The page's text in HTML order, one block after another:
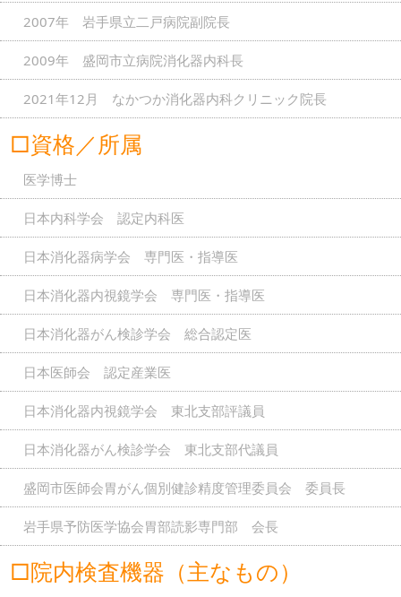
2007年 岩手県立二戸病院副院長
2009年 盛岡市立病院消化器内科長
2021年12月 なかつか消化器内科クリニック院長
□資格／所属
医学博士
日本内科学会 認定内科医
日本消化器病学会 専門医・指導医
日本消化器内視鏡学会 専門医・指導医
日本消化器がん検診学会 総合認定医
日本医師会 認定産業医
日本消化器内視鏡学会 東北支部評議員
日本消化器がん検診学会 東北支部代議員
盛岡市医師会胃がん個別健診精度管理委員会 委員長
岩手県予防医学協会胃部読影専門部 会長
□院内検査機器（主なもの）